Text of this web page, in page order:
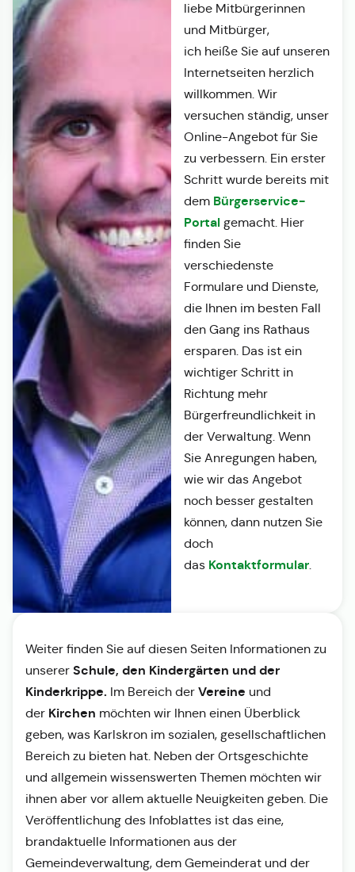
liebe Mitbürgerinnen
und Mitbürger,
ich heiße Sie auf unseren
Internetseiten herzlich
willkommen. Wir
versuchen ständig, unser
Online-Angebot für Sie
zu verbessern. Ein erster
Schritt wurde bereits mit
dem Bürgerservice-
Portalgemacht. Hier
finden Sie
verschiedenste
Formulare und Dienste,
die Ihnen im besten Fall
den Gang ins Rathaus
ersparen. Das ist ein
wichtiger Schritt in
Richtung mehr
Bürgerfreundlichkeit in
der Verwaltung. Wenn
Sie Anregungen haben,
wie wir das Angebot
noch besser gestalten
können, dann nutzen Sie
doch
das Kontaktformular.
Weiter finden Sie auf diesen Seiten Informationen zu
unserer Schule, den Kindergärten und der
Kinderkrippe. Im Bereich der Vereine und
der Kirchen möchten wir Ihnen einen Überblick
geben, was Karlskron im sozialen, gesellschaftlichen
Bereich zu bieten hat. Neben der Ortsgeschichte
und allgemein wissenswerten Themen möchten wir
ihnen aber vor allem aktuelle Neuigkeiten geben. Die
Veröffentlichung des Infoblattes ist das eine,
brandaktuelle Informationen aus der
Gemeindeverwaltung, dem Gemeinderat und der